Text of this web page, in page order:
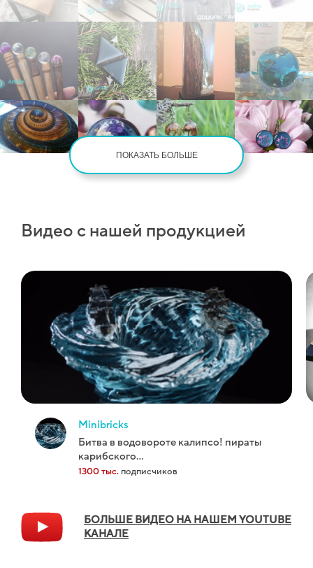
ПОКАЗАТЬ БОЛЬШЕ
Видео с нашей продукцией
minibricks
битва в водовороте калипсо! пираты
карибского...
1300 тыс. подписчиков
БОЛЬШЕ ВИДЕО НА НАШЕМ YOUTUBE
КАНАЛЕ